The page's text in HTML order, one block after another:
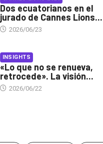
Dos ecuatorianos en el
jurado de Cannes Lions...
2026/06/23
INSIGHTS
«Lo que no se renueva,
retrocede». La visión...
2026/06/22